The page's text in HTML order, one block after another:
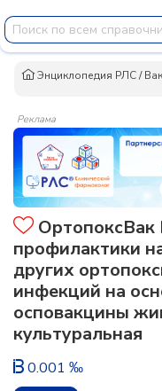
Энциклопедия РЛС/
Реклама
ОртопоксВак
профилактики
других
инфекций на
осповакцины
культуральная
0.001 ‰